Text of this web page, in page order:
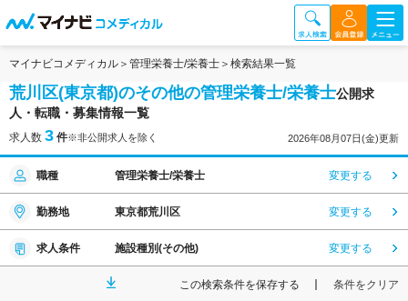
マイナビコメディカル 管理栄養士/栄養士 検索結果一覧
荒川区(東京都)のその他の管理栄養士/栄養士公開求
人・転職・募集情報一覧
求人数 3 件※非公開求人を除く 2026年08月07日(金)更新
職種 管理栄養士/栄養士 変更する
勤務地 東京都荒川区 変更する
求人条件 施設種別(その他) 変更する
この検索条件を保存する 条件をクリア